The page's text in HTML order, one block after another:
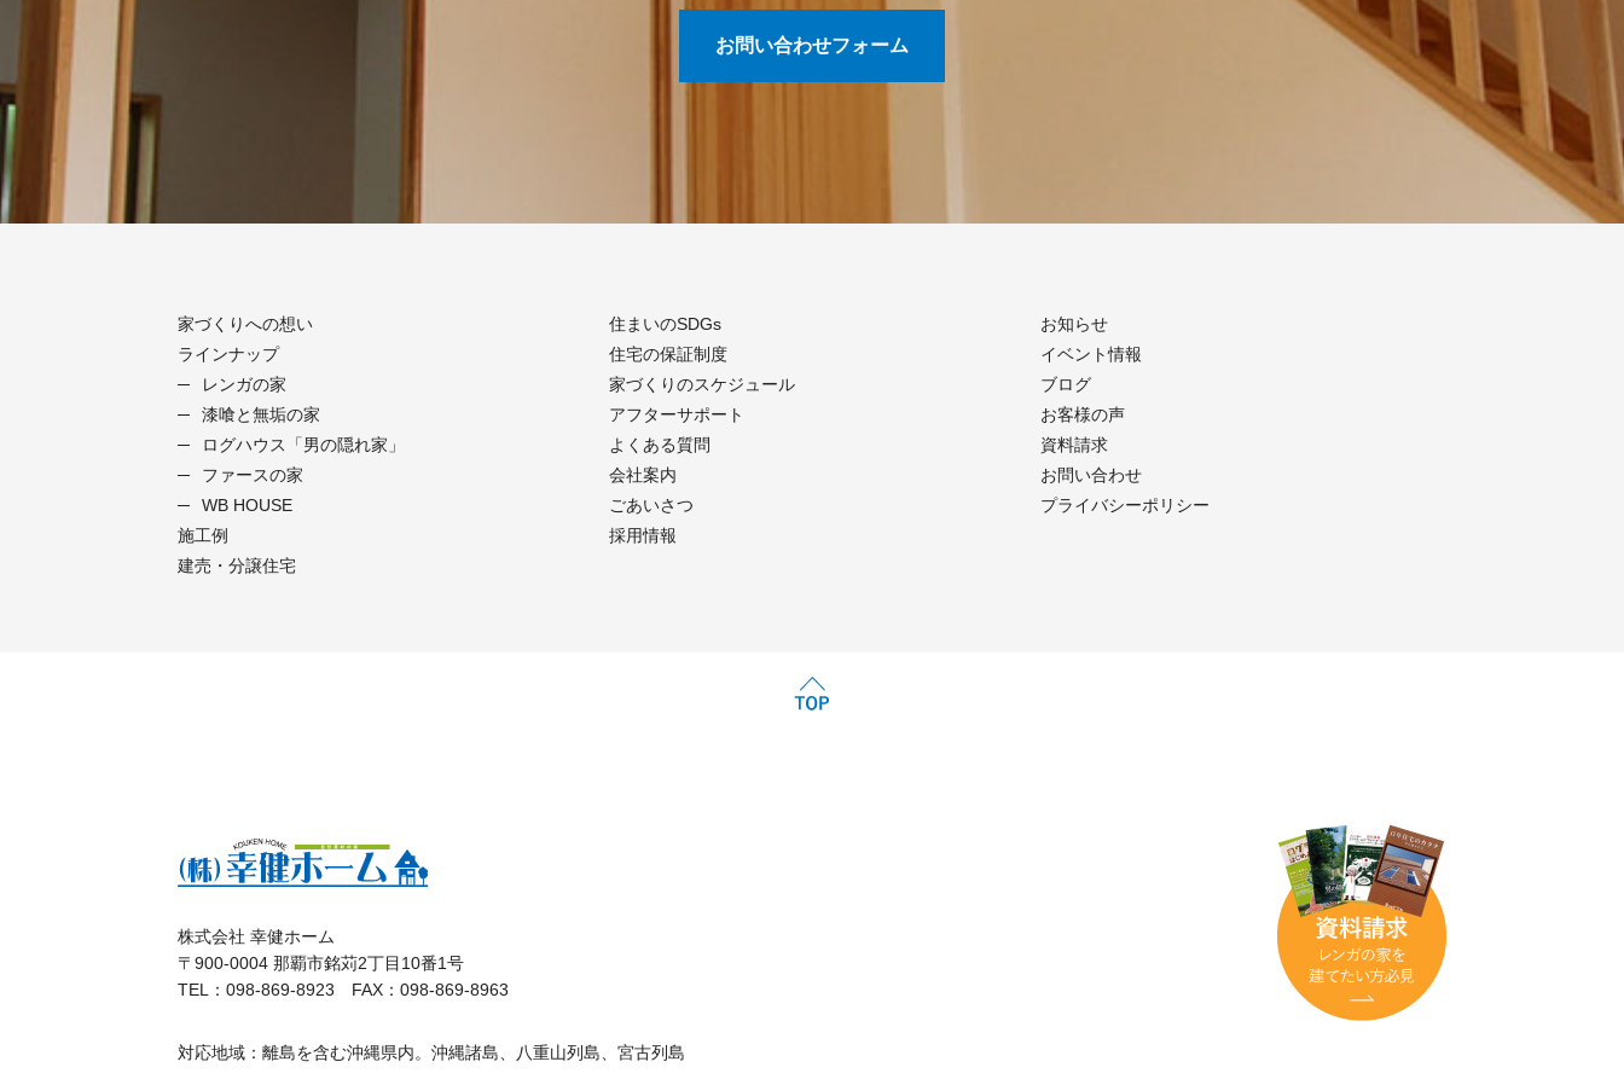
お問い合わせフォーム
家づくりへの想い
ラインナップ
レンガの家
漆喰と無垢の家
ログハウス「男の隠れ家」
ファースの家
WB HOUSE
施工例
建売・分譲住宅
住まいのSDGs
住宅の保証制度
家づくりのスケジュール
アフターサポート
よくある質問
会社案内
ごあいさつ
採用情報
お知らせ
イベント情報
ブログ
お客様の声
資料請求
お問い合わせ
プライバシーポリシー
株式会社 幸健ホーム
〒900-0004 那覇市銘苅2丁目10番1号
TEL：098-869-8923 FAX：098-869-8963
対応地域：離島を含む沖縄県内。沖縄諸島、八重山列島、宮古列島